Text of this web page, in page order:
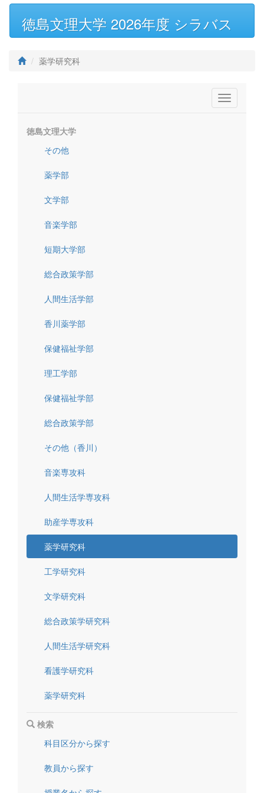
徳島文理大学 2026年度 シラバス
薬学研究科
Toggle
徳島文理大学
その他
薬学部
文学部
音楽学部
短期大学部
総合政策学部
人間生活学部
香川薬学部
保健福祉学部
理工学部
保健福祉学部
総合政策学部
その他（香川）
音楽専攻科
人間生活学専攻科
助産学専攻科
薬学研究科
工学研究科
文学研究科
総合政策学研究科
人間生活学研究科
看護学研究科
薬学研究科
検索
科目区分から探す
教員から探す